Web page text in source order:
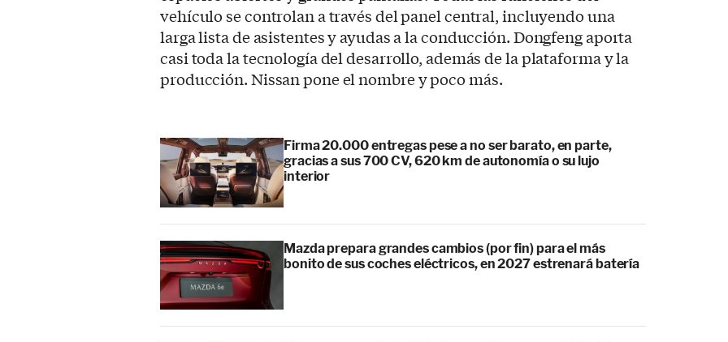
vehículo se controlan a través del panel central, incluyendo una
larga lista de asistentes y ayudas a la conducción. Dongfeng aporta
casi toda la tecnología del desarrollo, además de la plataforma y la
producción. Nissan pone el nombre y poco más.
Firma 20.000 entregas pese a no ser barato, en parte,
gracias a sus 700 CV, 620 km de autonomía o su lujo
interior
Mazda prepara grandes cambios (por fin) para el más
bonito de sus coches eléctricos, en 2027 estrenará batería